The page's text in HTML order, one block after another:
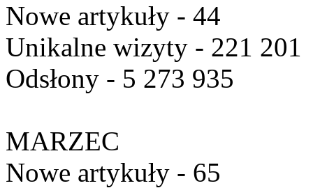
Nowe artykuły - 44
Unikalne wizyty - 221 201
Odsłony - 5 273 935
MARZEC
Nowe artykuły - 65